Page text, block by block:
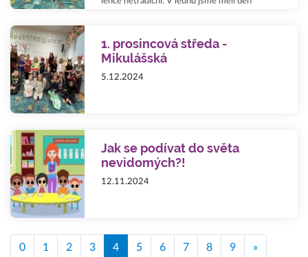
1. prosincová středa -
Mikulášská
5.12.2024
Jak se podívat do světa
nevidomých?!
12.11.2024
0 1 2 3 4 5 6 7 8 9 »